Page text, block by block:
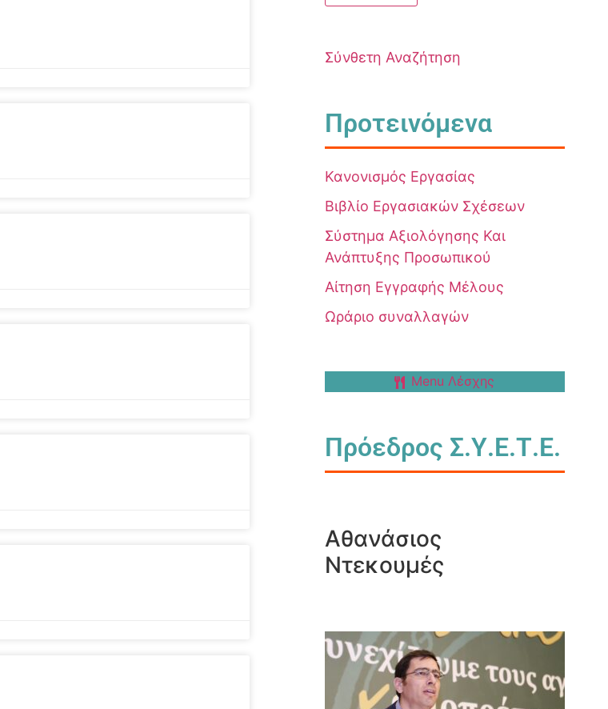
Σύνθετη Αναζήτηση
Προτεινόμενα
Κανονισμός Εργασίας
Βιβλίο Εργασιακών Σχέσεων
Σύστημα Αξιολόγησης Και
Ανάπτυξης Προσωπικού
Αίτηση Εγγραφής Μέλους
Ωράριο συναλλαγών
Menu Λέσχης
Πρόεδρος Σ.Υ.Ε.Τ.Ε.
Αθανάσιος
Ντεκουμές